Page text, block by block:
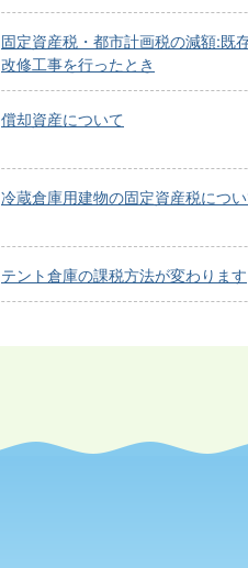
固定資産税・都市計画税の減額:既
改修工事を行ったとき
償却資産について
冷蔵倉庫用建物の固定資産税につ
テント倉庫の課税方法が変わります